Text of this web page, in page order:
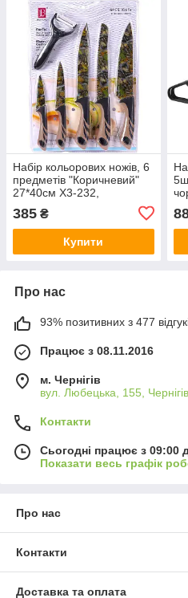
Набір кольорових ножів, 6
предметів "Коричневий"
27*40см X3-232,
385 ₴
Купити
Про нас
93% позитивних з 477
Працює з 08.11.2016
м. Чернігів
вул. Любецька, 155,
Контакти
Сьогодні працює з 09:00
Показати весь графік
Про нас
Контакти
Доставка та оплата